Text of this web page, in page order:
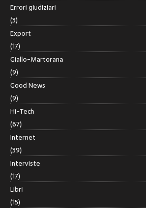
Errori giudiziari
(3)
Export
(17)
Giallo-Martorana
(9)
Good News
(9)
Hi-Tech
(67)
Internet
(39)
Interviste
(17)
Libri
(15)